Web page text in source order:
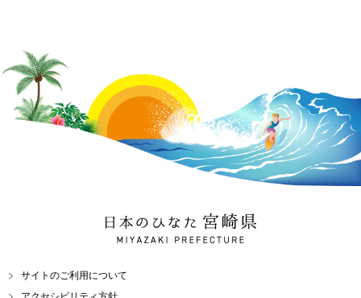
日本のひなた 宮崎県
MIYAZAKI PREFECTURE
サイトのご利用について